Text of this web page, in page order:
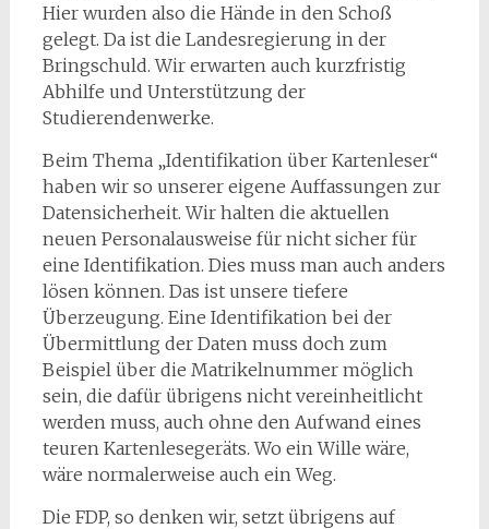
Hier wurden also die Hände in den Schoß
gelegt. Da ist die Landesregierung in der
Bringschuld. Wir erwarten auch kurzfristig
Abhilfe und Unterstützung der
Studierendenwerke.
Beim Thema „Identifikation über Kartenleser“
haben wir so unserer eigene Auffassungen zur
Datensicherheit. Wir halten die aktuellen
neuen Personalausweise für nicht sicher für
eine Identifikation. Dies muss man auch anders
lösen können. Das ist unsere tiefere
Überzeugung. Eine Identifikation bei der
Übermittlung der Daten muss doch zum
Beispiel über die Matrikelnummer möglich
sein, die dafür übrigens nicht vereinheitlicht
werden muss, auch ohne den Aufwand eines
teuren Kartenlesegeräts. Wo ein Wille wäre,
wäre normalerweise auch ein Weg.
Die FDP, so denken wir, setzt übrigens auf